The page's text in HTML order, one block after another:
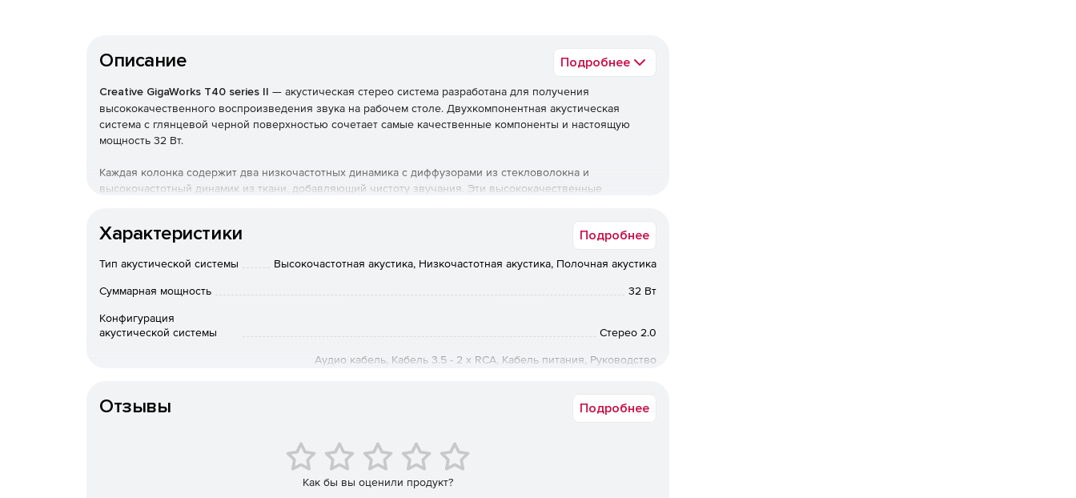
Описание Подробнее
Creative GigaWorks T40 series II — акустическая стерео система разработана для получения
высококачественного воспроизведения звука на рабочем столе. Двухкомпонентная акустическая
система с глянцевой черной поверхностью сочетает самые качественные компоненты и настоящую
мощность 32 Вт.
Каждая колонка содержит два низкочастотных динамика с диффузорами из стекловолокна и
высокочастотный динамик из ткани, добавляющий чистоту звучания. Эти высококачественные
поверхности и двумя входами для одновременного подключения к различным источникам.
Характеристики Подробнее
Тип акустической системы Высокочастотная акустика, Низкочастотная акустика, Полочная акустика
Суммарная мощность 32 Вт
Конфигурация
акустической системы
Стерео 2.0
Аудио кабель, Кабель 3.5 - 2 x RCA, Кабель питания, Руководство
Способ подключения Проводное
Отзывы Подробнее
Как бы вы оценили продукт?